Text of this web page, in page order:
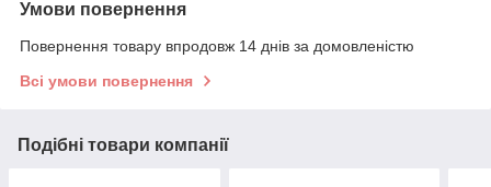
Умови повернення
Повернення товару впродовж 14 днів за домовленістю
Всі умови повернення
Подібні товари компанії